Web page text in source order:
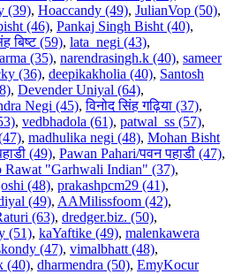
(39), Hoaccandy (49), JulianVop (50),
(46), Pankaj Singh Bisht (40),
बिष्ट (59), lata_negi (43),
(35), narendrasingh.k (40), sameer
(36), deepikakholia (40), Santosh
, Devender Uniyal (64),
Negi (45),विनोद सिंह गढ़िया (37),
, vedbhadola (61), patwal_ss (57),
, madhulika negi (48), Mohan Bisht
(49), Pawan Pahari/पवन पहाडी (47),
Rawat "Garhwali Indian" (37),
(48), prakashpcm29 (41),
(49), AAMilissfoom (42),
(63), dredger.biz. (50),
(51), kaYaftike (49), malenkawera
(47), vimalbhatt (48),
(40), dharmendra (50), EmyKocur